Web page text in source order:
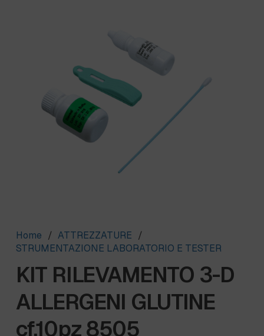
Home / ATTREZZATURE /
STRUMENTAZIONE LABORATORIO E TESTER
KIT RILEVAMENTO 3-D
ALLERGENI GLUTINE
cf.10pz 8505